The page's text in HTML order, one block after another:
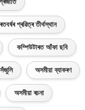
প্ৰৱিত্ৰ তীৰ্থস্থান
কম্পিউটাৰত আঁকা ছবি
অসমীয়া ব্যাকৰণ
অসমীয়া ৰচনা